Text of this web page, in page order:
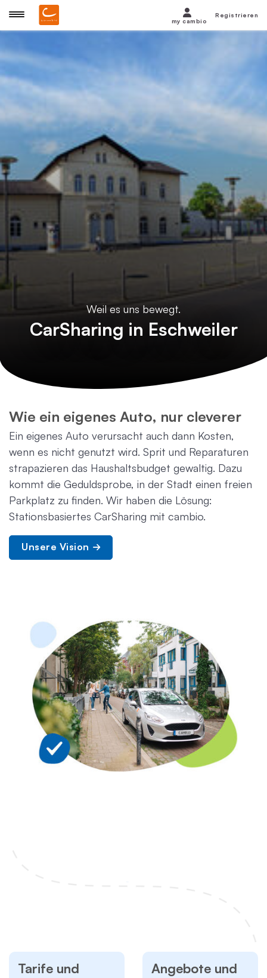
Weil es uns bewegt.
CarSharing in Eschweiler
Wie ein eigenes Auto, nur cleverer
Ein eigenes Auto verursacht auch dann Kosten,
wenn es nicht genutzt wird. Sprit und Reparaturen
strapazieren das Haushaltsbudget gewaltig. Dazu
kommt die Geduldsprobe, in der Stadt einen freien
Parkplatz zu finden. Wir haben die Lösung:
Stationsbasiertes CarSharing mit cambio.
Unsere Vision
Tarife und
Angebote und
my cambio
Registrieren